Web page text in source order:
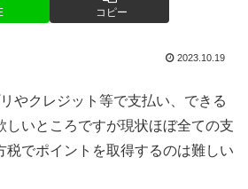
コピー
2023.10.19
やクレジット等で支払い、できる
しいところですが現状ほぼ全ての支
税でポイントを取得するのは難しい